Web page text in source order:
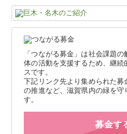
「つながる募金」は社会課題
体の活動を支援するため、継
スです。
下記リンク先より集められた
の推進など、滋賀県内の緑を守
す。
募金す